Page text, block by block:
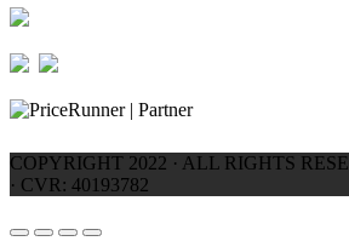
COPYRIGHT 2022 · ALL RIGHTS
· CVR: 40193782